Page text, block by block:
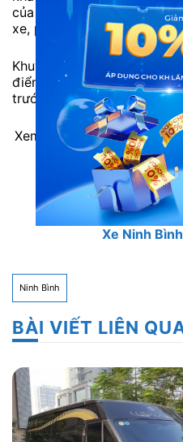
của mình. Không những
xe, phụ xe chuyên nghiệp
Khuyết điểm: Thường hết
điểm hoặc cuối tuần. Hành
trước qua tổng đài
Xem thêm thông tin các
đặt vé với giá thấp
Xe Mai Châu
Xe Ninh
Ninh Bình
BÀI VIẾT LIÊN